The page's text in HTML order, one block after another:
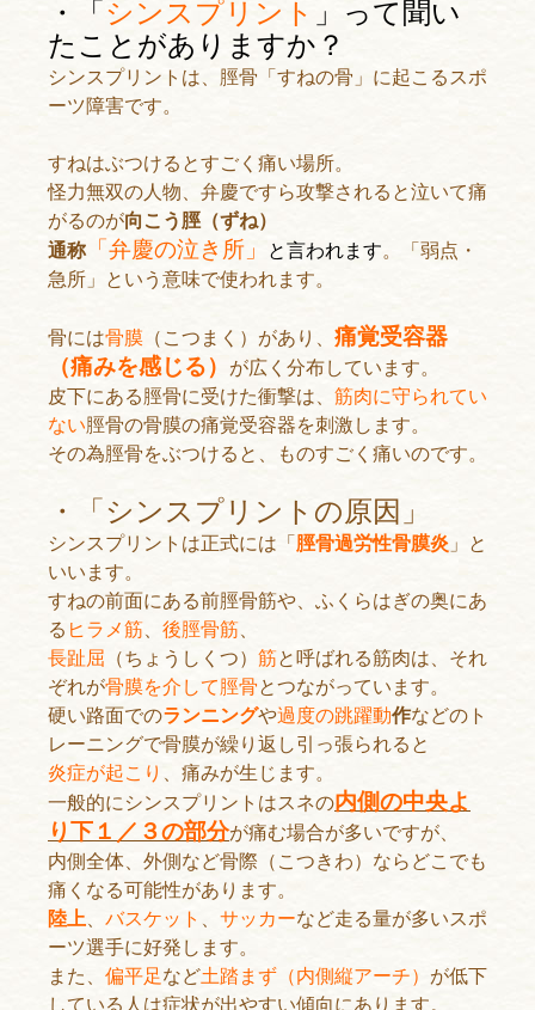
・「 シンスプリント 」って聞い
たことがありますか？
シンスプリントは、脛骨「すねの骨」に起こるスポ
ーツ障害です。
すねはぶつけるとすごく痛い場所。
怪力無双の人物、弁慶ですら攻撃されると泣いて痛
がるのが向こう脛（ずね）
通称「弁慶の泣き所」 と言われます。「弱点・
急所」という意味で使われます。
骨には骨膜 （こつまく）があり、 痛覚受容器
（痛みを感じる）
が広く分布しています。
皮下にある脛骨に受けた衝撃は、 筋肉に守られてい
ない脛骨の骨膜の痛覚受容器を刺激します。
その為脛骨をぶつけると、ものすごく痛いのです。
・「シンスプリントの原因」
シンスプリントは正式には「 脛骨過労性骨膜炎 」と
いいます。
すねの前面にある前脛骨筋や、ふくらはぎの奥にあ
る ヒラメ筋 後脛骨筋
長趾屈 （ちょうしくつ） 筋と呼ばれる筋肉は、それ
ぞれが骨膜を介して脛骨とつながっています。
硬い路面でのランニングや過度の跳躍動作などのト
レーニングで骨膜が繰り返し引っ張られると
炎症が起こり
、痛みが生じます。
一般的にシンスプリントはスネの内側の中央よ
り下１／３の部分が痛む場合が多いですが、
内側全体、外側など骨際（こつきわ）ならどこでも
痛くなる可能性があります。
陸上
バスケット サッカーなど走る量が多いスポ
ーツ選手に好発します。
また、 偏平足など土踏まず（内側縦アーチ） が低下
している人は症状が出やすい傾向にあります。